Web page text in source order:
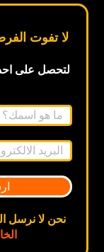
لا تفوت
لتحصل على
نحن لا نرسل